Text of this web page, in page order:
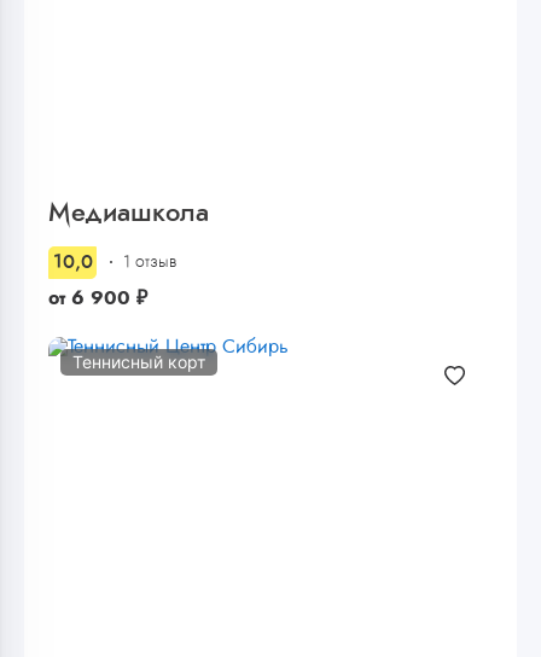
Медиашкола
10,0 1 отзыв
от 6 900 ₽
Теннисный корт